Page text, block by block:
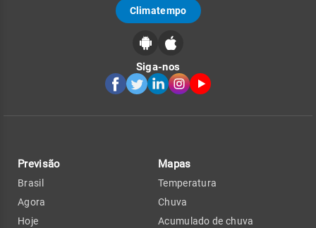
Climatempo
Siga-nos
Previsão
Brasil
Agora
Hoje
Mapas
Temperatura
Chuva
Acumulado de chuva